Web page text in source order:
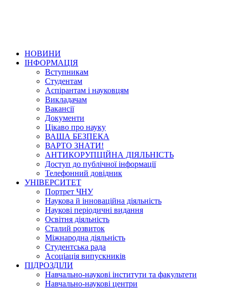
НОВИНИ
ІНФОРМАЦІЯ
Вступникам
Студентам
Аспірантам і науковцям
Викладачам
Вакансії
Документи
Цікаво про науку
ВАША БЕЗПЕКА
ВАРТО ЗНАТИ!
АНТИКОРУПЦІЙНА ДІЯЛЬНІСТЬ
Доступ до публічної інформації
Телефонний довідник
УНІВЕРСИТЕТ
Портрет ЧНУ
Наукова й інноваційна діяльність
Наукові періодичні видання
Освітня діяльність
Сталий розвиток
Міжнародна діяльність
Студентська рада
Асоціація випускників
ПІДРОЗДІЛИ
Навчально-наукові інститути та факультети
Навчально-наукові центри